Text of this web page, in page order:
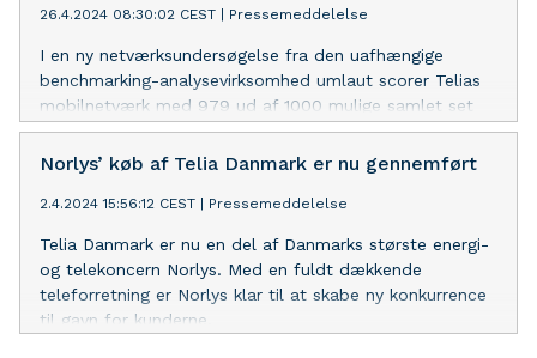
26.4.2024 08:30:02 CEST | Pressemeddelelse
I en ny netværksundersøgelse fra den uafhængige
benchmarking-analysevirksomhed umlaut scorer Telias
mobilnetværk med 979 ud af 1000 mulige samlet set
det højeste antal point blandt alle danske
teleselskaber. Resultatet skal ses i lyset af de seneste
kraftfuld og mere energieffektiv 5G-mobilteknologi.
Norlys’ køb af Telia Danmark er nu gennemført
2.4.2024 15:56:12 CEST | Pressemeddelelse
Telia Danmark er nu en del af Danmarks største energi-
og telekoncern Norlys. Med en fuldt dækkende
teleforretning er Norlys klar til at skabe ny konkurrence
til gavn for kunderne.